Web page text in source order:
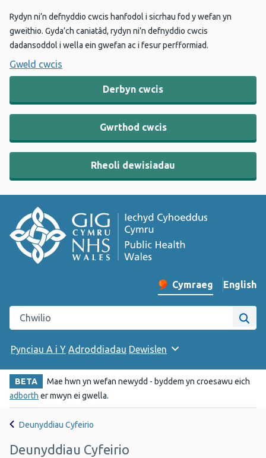
Rydyn ni’n defnyddio cwcis hanfodol i sicrhau fod y wefan yn
gweithio. Gyda’ch caniatâd, rydyn ni’n defnyddio cwcis
dadansoddol i wella ein gwefan ac i fesur perfformiad.
Gweld cwcis
Derbyn cwcis
Gwrthod cwcis
Rheoli dewisiadau
Newid iaith y wefan
Cymraeg English
–
Chwilio gwefan Iechyd Cyhoeddus Cymru
Pynciau A i Y Adroddiadau Dewislen
BETA
Mae hwn yn wefan newydd - byddem yn croesawu eich
adborth er mwyn ei gwella.
Deunyddiau Cyfeirio
Deunyddiau Cyfeirio